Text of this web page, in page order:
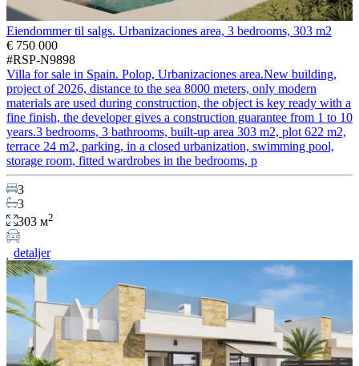
Eiendommer til salgs. Urbanizaciones area, 3 bedrooms, 303 m2
€ 750 000
#RSP-N9898
Villa for sale in Spain. Polop, Urbanizaciones area.New building,
project of 2026, distance to the sea 8000 meters, only modern
materials are used during construction, the object is key ready with a
fine finish, the developer gives a construction guarantee from 1 to 10
years.3 bedrooms, 3 bathrooms, built-up area 303 m2, plot 622 m2,
terrace 24 m2, parking, in a closed urbanization, swimming pool,
storage room, fitted wardrobes in the bedrooms, p
3
3
303 м2
detaljer